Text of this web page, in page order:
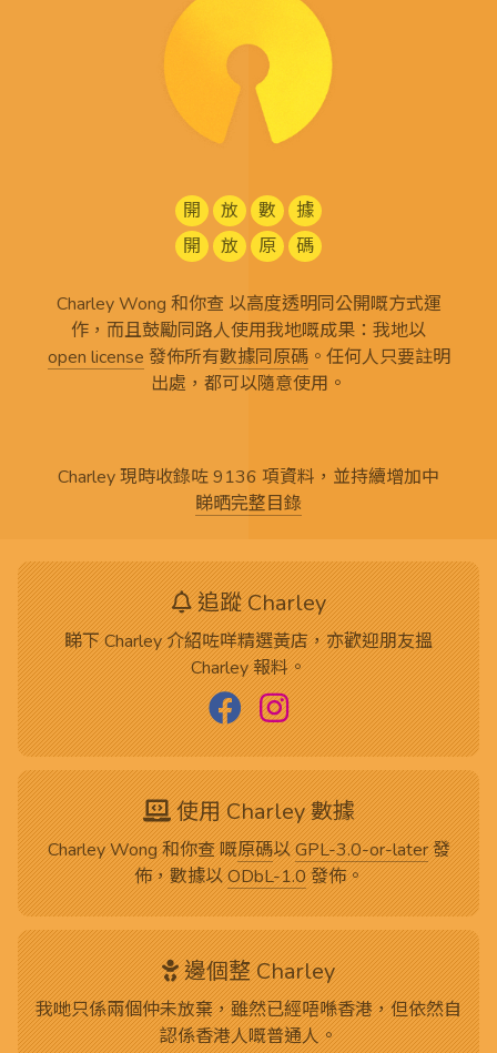
開 放 數
據
開
放 原 碼
Charley Wong 和你查 以高度透明同公開嘅方式運
作，而且鼓勵同路人使用我地嘅成果：我地以
open license 發佈所有數據同原碼。任何人只要註明
出處，都可以隨意使用。
Charley 現時收錄咗 9136 項資料，並持續增加中
睇晒完整目錄
追蹤 Charley
睇下 Charley 介紹咗咩精選黃店，亦歡迎朋友搵
Charley 報料。
使用 Charley 數據
Charley Wong 和你查 嘅原碼以GPL-3.0-or-later發
佈，數據以ODbL-1.0發佈。
邊個整 Charley
我哋只係兩個仲未放棄，雖然已經唔喺香港，但依然自
認係香港人嘅普通人。